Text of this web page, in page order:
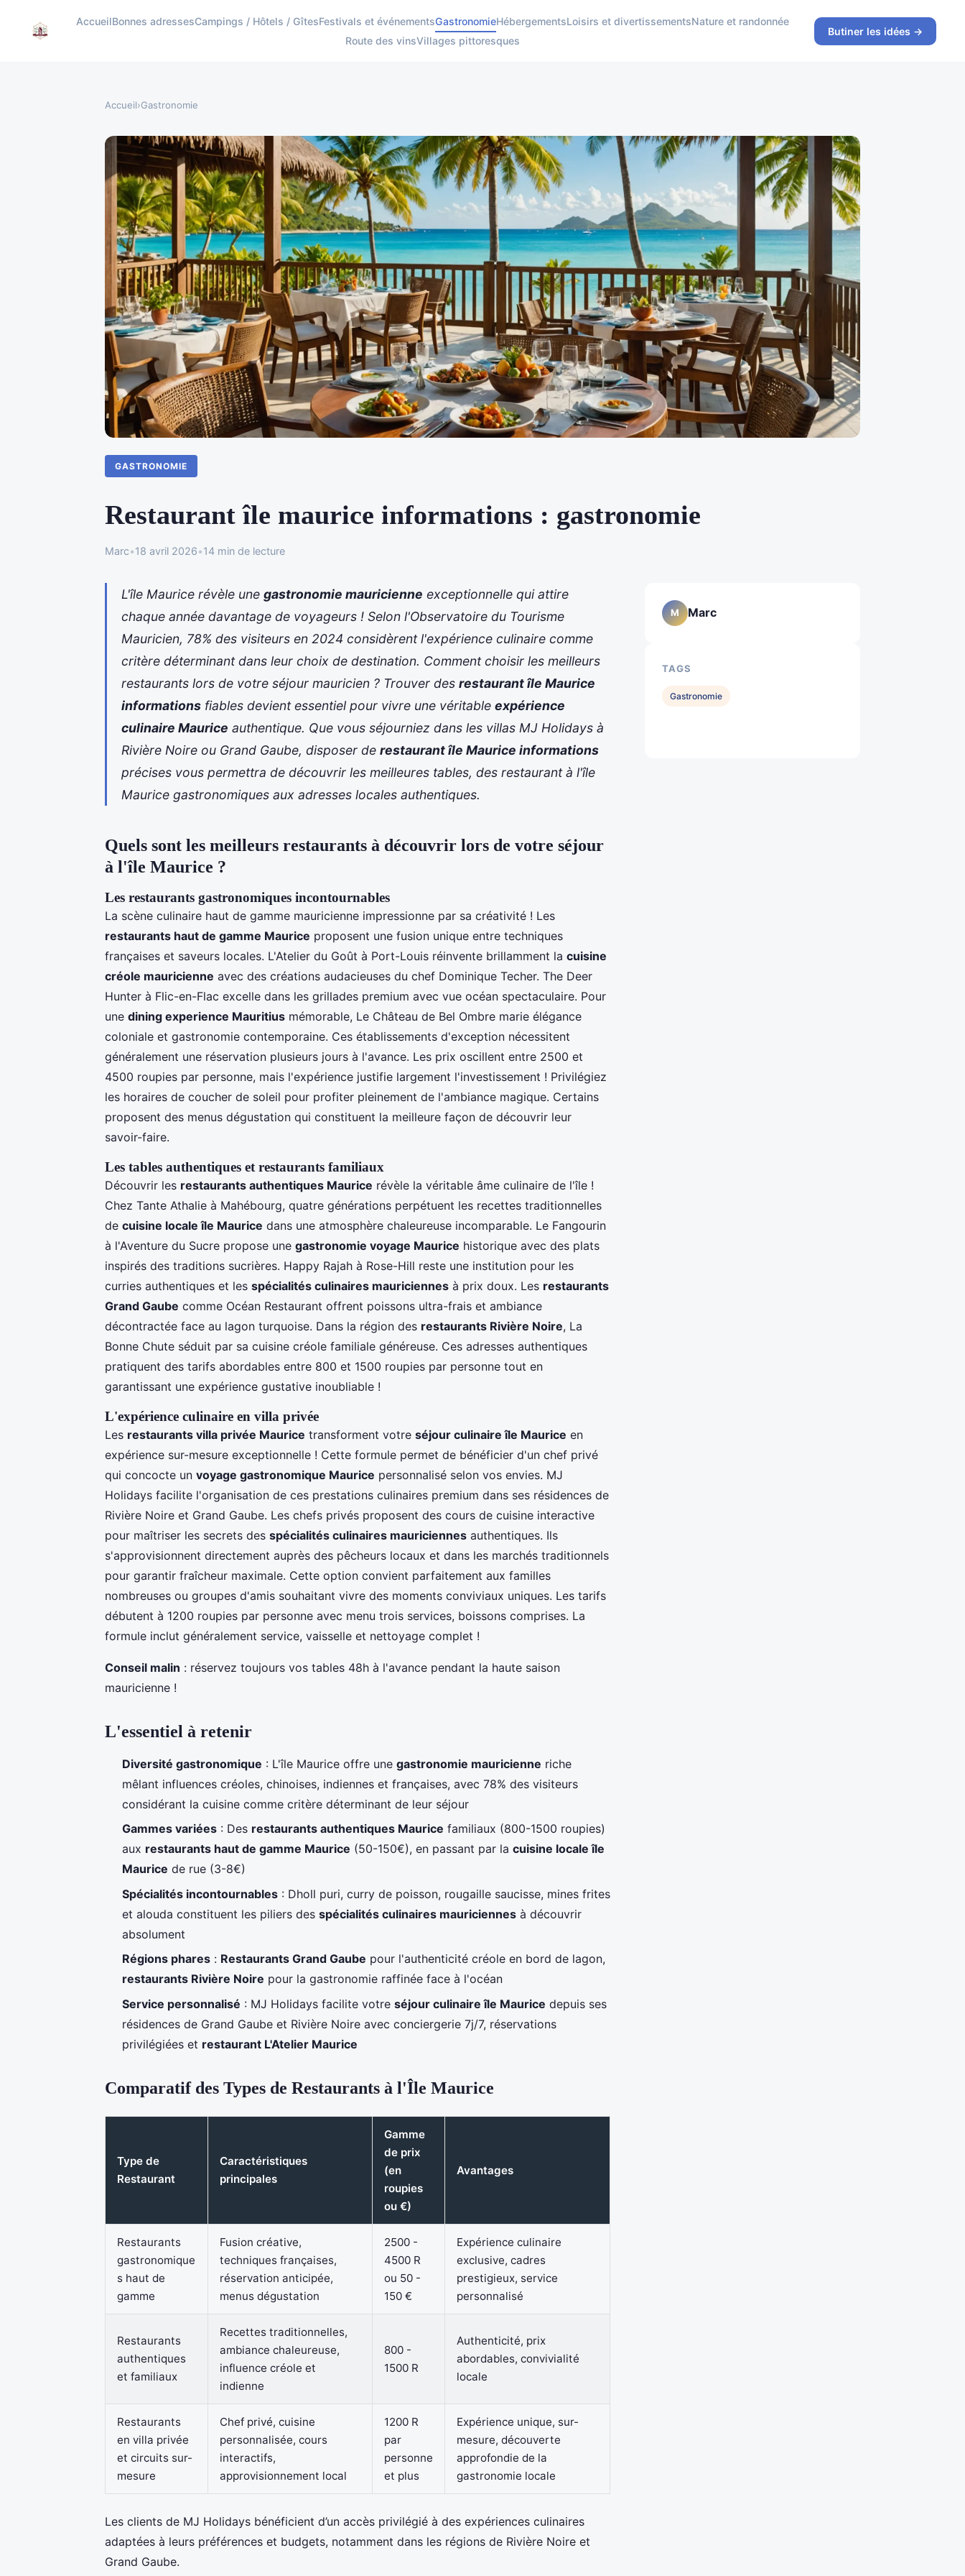
AccueilBonnes adressesCampings / Hôtels / GîtesFestivals et événementsGastronomieHébergementsLoisirs et divertissementsNature et randonnée
Route des vinsVillages pittoresques
Butiner les idées →
Accueil›Gastronomie
GASTRONOMIE
Restaurant île maurice informations : gastronomie
Marc•18 avril 2026•14 min de lecture
L'île Maurice révèle une gastronomie mauricienne exceptionnelle qui attire
chaque année davantage de voyageurs ! Selon l'Observatoire du Tourisme
Mauricien, 78% des visiteurs en 2024 considèrent l'expérience culinaire comme
critère déterminant dans leur choix de destination. Comment choisir les meilleurs
restaurants lors de votre séjour mauricien ? Trouver des restaurant île Maurice
informations fiables devient essentiel pour vivre une véritable expérience
culinaire Maurice authentique. Que vous séjourniez dans les villas MJ Holidays à
Rivière Noire ou Grand Gaube, disposer de restaurant île Maurice informations
précises vous permettra de découvrir les meilleures tables, des restaurant à l'île
Maurice gastronomiques aux adresses locales authentiques.
Quels sont les meilleurs restaurants à découvrir lors de votre séjour
à l'île Maurice ?
Les restaurants gastronomiques incontournables
La scène culinaire haut de gamme mauricienne impressionne par sa créativité ! Les
restaurants haut de gamme Maurice proposent une fusion unique entre techniques
françaises et saveurs locales. L'Atelier du Goût à Port-Louis réinvente brillamment la cuisine
créole mauricienne avec des créations audacieuses du chef Dominique Techer. The Deer
Hunter à Flic-en-Flac excelle dans les grillades premium avec vue océan spectaculaire. Pour
une dining experience Mauritius mémorable, Le Château de Bel Ombre marie élégance
coloniale et gastronomie contemporaine. Ces établissements d'exception nécessitent
généralement une réservation plusieurs jours à l'avance. Les prix oscillent entre 2500 et
4500 roupies par personne, mais l'expérience justifie largement l'investissement ! Privilégiez
les horaires de coucher de soleil pour profiter pleinement de l'ambiance magique. Certains
proposent des menus dégustation qui constituent la meilleure façon de découvrir leur
savoir-faire.
Les tables authentiques et restaurants familiaux
Découvrir les restaurants authentiques Maurice révèle la véritable âme culinaire de l'île !
Chez Tante Athalie à Mahébourg, quatre générations perpétuent les recettes traditionnelles
de cuisine locale île Maurice dans une atmosphère chaleureuse incomparable. Le Fangourin
à l'Aventure du Sucre propose une gastronomie voyage Maurice historique avec des plats
inspirés des traditions sucrières. Happy Rajah à Rose-Hill reste une institution pour les
curries authentiques et les spécialités culinaires mauriciennes à prix doux. Les restaurants
Grand Gaube comme Océan Restaurant offrent poissons ultra-frais et ambiance
décontractée face au lagon turquoise. Dans la région des restaurants Rivière Noire, La
Bonne Chute séduit par sa cuisine créole familiale généreuse. Ces adresses authentiques
pratiquent des tarifs abordables entre 800 et 1500 roupies par personne tout en
garantissant une expérience gustative inoubliable !
L'expérience culinaire en villa privée
Les restaurants villa privée Maurice transforment votre séjour culinaire île Maurice en
expérience sur-mesure exceptionnelle ! Cette formule permet de bénéficier d'un chef privé
qui concocte un voyage gastronomique Maurice personnalisé selon vos envies. MJ
Holidays facilite l'organisation de ces prestations culinaires premium dans ses résidences de
Rivière Noire et Grand Gaube. Les chefs privés proposent des cours de cuisine interactive
pour maîtriser les secrets des spécialités culinaires mauriciennes authentiques. Ils
s'approvisionnent directement auprès des pêcheurs locaux et dans les marchés traditionnels
pour garantir fraîcheur maximale. Cette option convient parfaitement aux familles
nombreuses ou groupes d'amis souhaitant vivre des moments conviviaux uniques. Les tarifs
débutent à 1200 roupies par personne avec menu trois services, boissons comprises. La
formule inclut généralement service, vaisselle et nettoyage complet !
Conseil malin : réservez toujours vos tables 48h à l'avance pendant la haute saison
mauricienne !
L'essentiel à retenir
Diversité gastronomique : L'île Maurice offre une gastronomie mauricienne riche
mêlant influences créoles, chinoises, indiennes et françaises, avec 78% des visiteurs
considérant la cuisine comme critère déterminant de leur séjour
Gammes variées : Des restaurants authentiques Maurice familiaux (800-1500 roupies)
aux restaurants haut de gamme Maurice (50-150€), en passant par la cuisine locale île
Maurice de rue (3-8€)
Spécialités incontournables : Dholl puri, curry de poisson, rougaille saucisse, mines frites
et alouda constituent les piliers des spécialités culinaires mauriciennes à découvrir
absolument
Régions phares : Restaurants Grand Gaube pour l'authenticité créole en bord de lagon,
restaurants Rivière Noire pour la gastronomie raffinée face à l'océan
Service personnalisé : MJ Holidays facilite votre séjour culinaire île Maurice depuis ses
résidences de Grand Gaube et Rivière Noire avec conciergerie 7j/7, réservations
privilégiées et restaurant L'Atelier Maurice
Comparatif des Types de Restaurants à l'Île Maurice
Type de
Restaurant
Caractéristiques
principales
Gamme
de prix
(en
roupies
ou €)
Avantages
Restaurants
gastronomique
s haut de
gamme
Fusion créative,
techniques françaises,
réservation anticipée,
menus dégustation
2500 -
4500 R
ou 50 -
150 €
Expérience culinaire
exclusive, cadres
prestigieux, service
personnalisé
Restaurants
authentiques
et familiaux
Recettes traditionnelles,
ambiance chaleureuse,
influence créole et
indienne
800 -
1500 R
Authenticité, prix
abordables, convivialité
locale
Restaurants
en villa privée
et circuits sur-
mesure
Chef privé, cuisine
personnalisée, cours
interactifs,
approvisionnement local
1200 R
par
personne
et plus
Expérience unique, sur-
mesure, découverte
approfondie de la
gastronomie locale
Les clients de MJ Holidays bénéficient d’un accès privilégié à des expériences culinaires
adaptées à leurs préférences et budgets, notamment dans les régions de Rivière Noire et
Grand Gaube.
M Marc
TAGS
Gastronomie